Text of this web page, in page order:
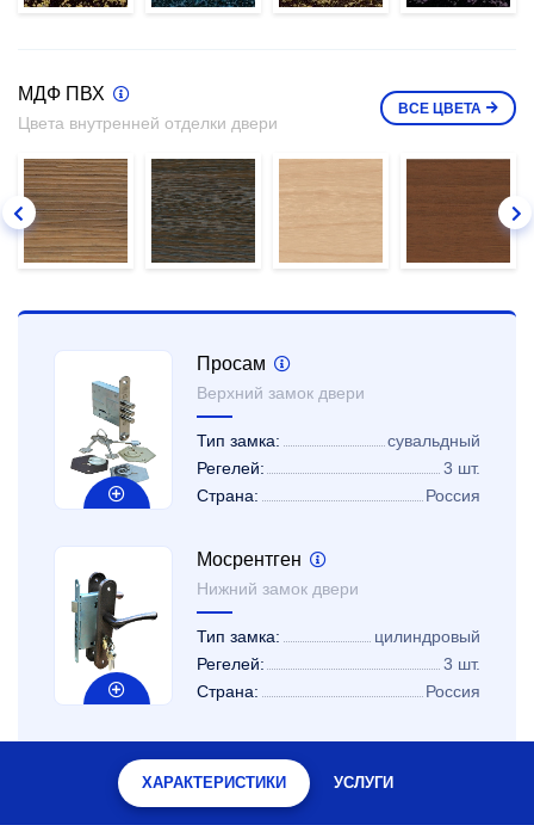
МДФ ПВХ
Цвета внутренней отделки двери
ВСЕ ЦВЕТА
Просам
Верхний замок двери
Тип замка:
сувальдный
Регелей:
3 шт.
Страна:
Россия
Мосрентген
Нижний замок двери
Тип замка:
цилиндровый
Регелей:
3 шт.
Страна:
Россия
ХАРАКТЕРИСТИКИ УСЛУГИ